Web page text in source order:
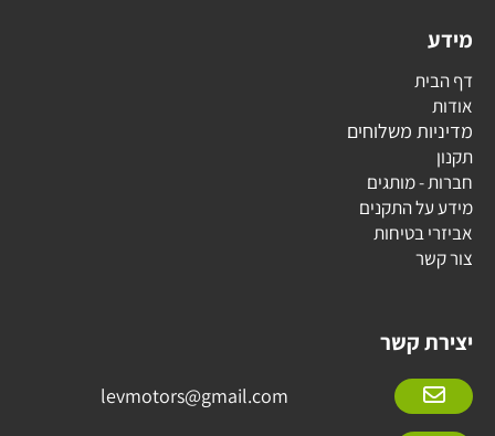
מידע
דף הבית
אודות
מדיניות משלוחים
תקנון
חברות - מותגים
מידע על התקנים
אביזרי בטיחות
צור קשר
יצירת קשר
levmotors@gmail.com